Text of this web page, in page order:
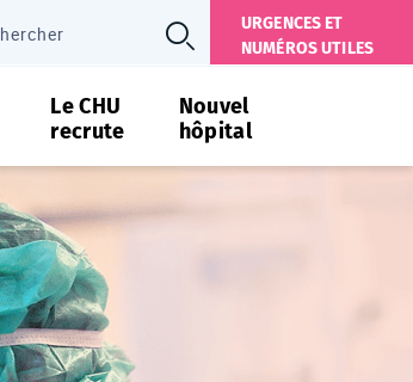
URGENCES ET
NUMÉROS UTILES
Le CHU
recrute
Nouvel
hôpital